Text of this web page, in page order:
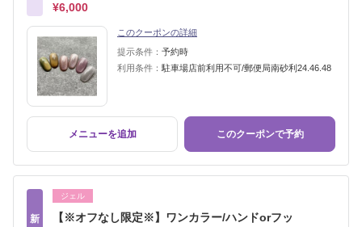
¥6,000
このクーポンの詳細
提示条件： 予約時
利用条件： 駐車場店前利用不可/郵便局南砂利24.46.48
メニューを追加 このクーポンで予約
新
ジェル
【※オフなし限定※】ワンカラー/ハンドorフッ